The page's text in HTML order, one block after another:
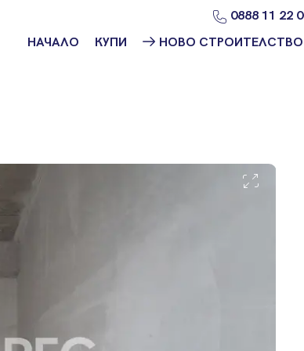
0888 11 22
НАЧАЛО КУПИ НОВО СТРОИТЕЛСТВО